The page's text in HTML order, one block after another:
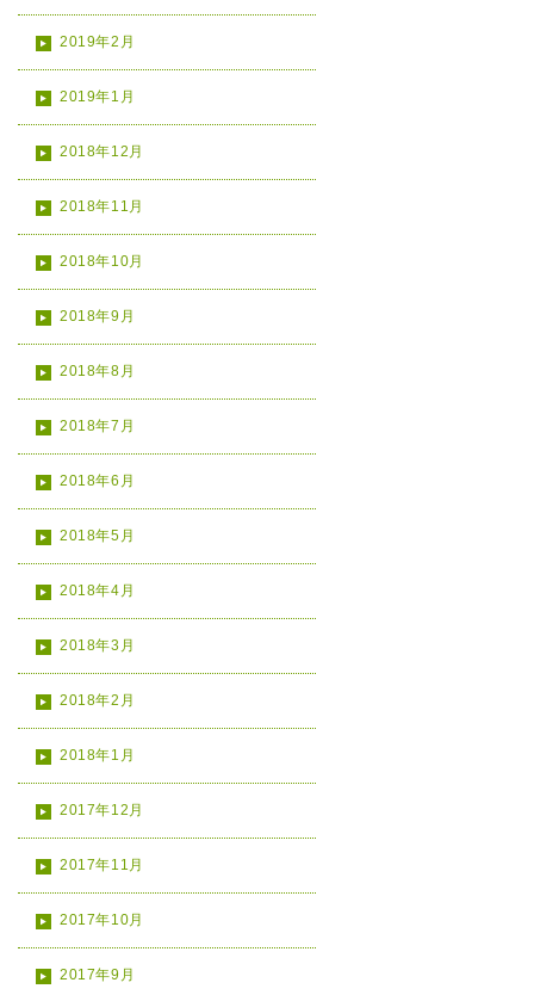
2019年2月
2019年1月
2018年12月
2018年11月
2018年10月
2018年9月
2018年8月
2018年7月
2018年6月
2018年5月
2018年4月
2018年3月
2018年2月
2018年1月
2017年12月
2017年11月
2017年10月
2017年9月